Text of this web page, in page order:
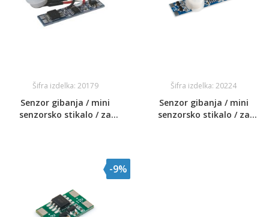
Šifra izdelka: 20179
Senzor gibanja / mini
senzorsko stikalo / za
Šifra izdelka: 20224
Senzor gibanja / mini
senzorsko stikalo / za
-9%